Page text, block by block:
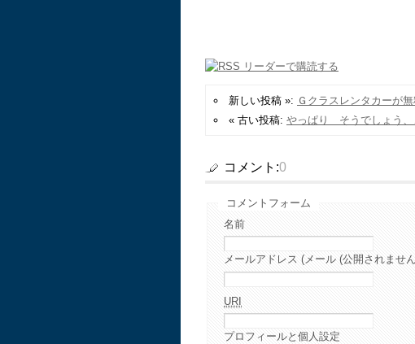
新しい投稿 »: Ｇクラスレンタカーが
« 古い投稿: やっぱり そうでしょう、
コメント:0
コメントフォーム
名前
メールアドレス (メール (公開されませ
URI
プロフィールと個人設定